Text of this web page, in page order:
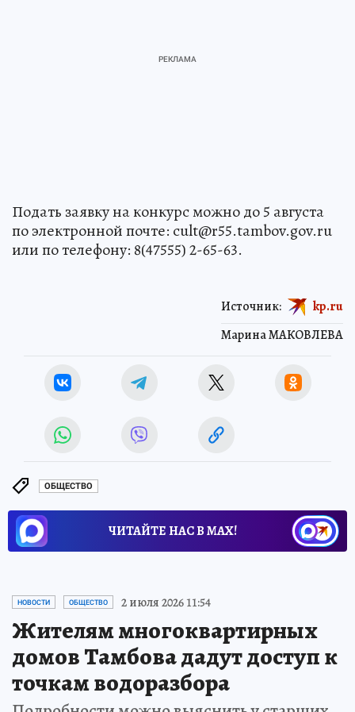
Подать заявку на конкурс можно до 5 августа
по электронной почте: cult@r55.tambov.gov.ru
или по телефону: 8(47555) 2-65-63.
Марина МАКОВЛЕВА
Источник: kp.ru
ОБЩЕСТВО
ЧИТАЙТЕ НАС В МАХ!
НОВОСТИ ОБЩЕСТВО 2 июля 2026 11:54
Жителям многоквартирных
домов Тамбова дадут доступ к
точкам водоразбора